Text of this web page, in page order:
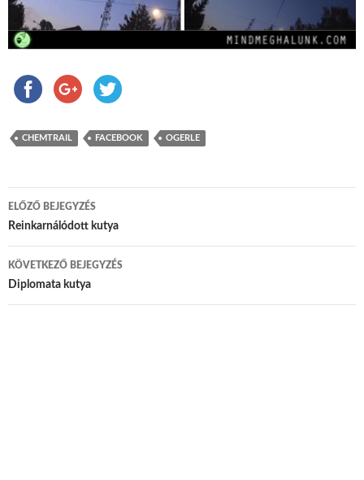
CHEMTRAIL FACEBOOK OGERLE
Bejegyzés navigáció
ELŐZŐ BEJEGYZÉS
Reinkarnálódott kutya
KÖVETKEZŐ BEJEGYZÉS
Diplomata kutya